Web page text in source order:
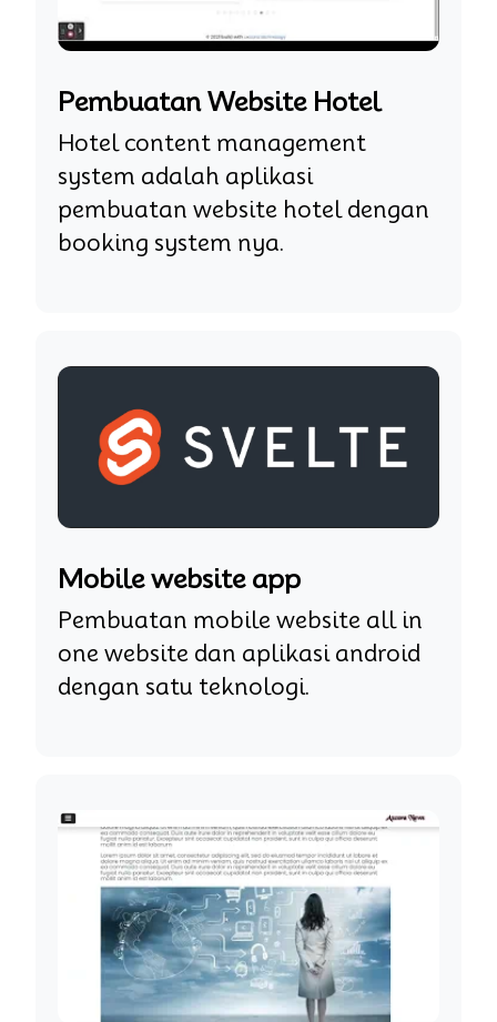
Pembuatan Website Hotel
Hotel content management
system adalah aplikasi
pembuatan website hotel dengan
booking system nya.
Mobile website app
Pembuatan mobile website all in
one website dan aplikasi android
dengan satu teknologi.